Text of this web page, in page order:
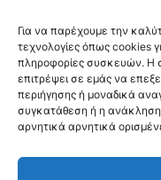
Για να παρέχουμε την
τεχνολογίες όπως cookies
πληροφορίες συσκευών. Η
επιτρέψει σε εμάς να
περιήγησης ή μοναδικά
συγκατάθεση ή η
αρνητικά αρνητικά
Orama